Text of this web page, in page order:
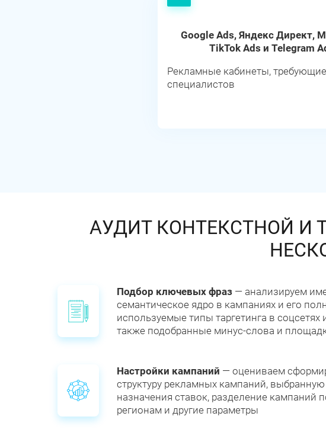
Google Ads, Яндекс Директ,
TikTok Ads и Telegram
Рекламные кабинеты,
специалистов
АУДИТ КОНТЕКСТНОЙ И
Подбор ключевых фраз — анализируем
семантическое ядро в кампаниях и его
используемые типы таргетинга в
также подобранные минус-слова и
Настройки кампаний — оцениваем
структуру рекламных кампаний, выбранную
назначения ставок, разделение кампаний
регионам и другие параметры